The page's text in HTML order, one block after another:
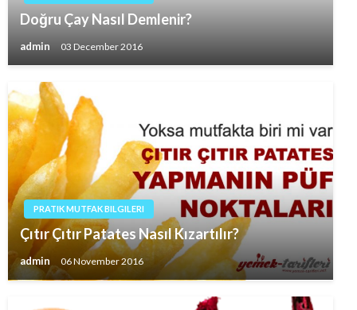
Doğru Çay Nasıl Demlenir?
admin 03 December 2016
PRATIK MUTFAK BILGILERI
Çıtır Çıtır Patates Nasıl Kızartılır?
admin 06 November 2016